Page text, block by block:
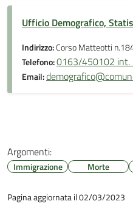
Ufficio Demografico,
Indirizzo:Corso Matteotti
Telefono:0163/450102 int.
Email:
Argomenti:
Immigrazione Morte
Pagina aggiornata il 02/03/2023